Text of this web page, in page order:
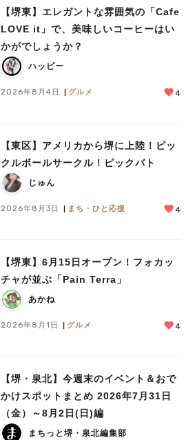
【堺東】エレガントな雰囲気の「Cafe
LOVE it」で、美味しいコーヒーはい
かがでしょうか？
ハッピー
2026年8月4日 グルメ 4
【東区】アメリカから堺に上陸！ピッ
クルボールサークル！ピックバト
じゅん
2026年8月3日 まち・ひと応援 4
【堺東】6月15日オープン！フォカッ
チャが並ぶ「Pain Terra」
あかね
2026年8月1日 グルメ 4
【堺・泉北】今週末のイベント＆おで
かけスポットまとめ 2026年7月31日
（金）～8月2日(日)編
まちっと堺・泉北編集部